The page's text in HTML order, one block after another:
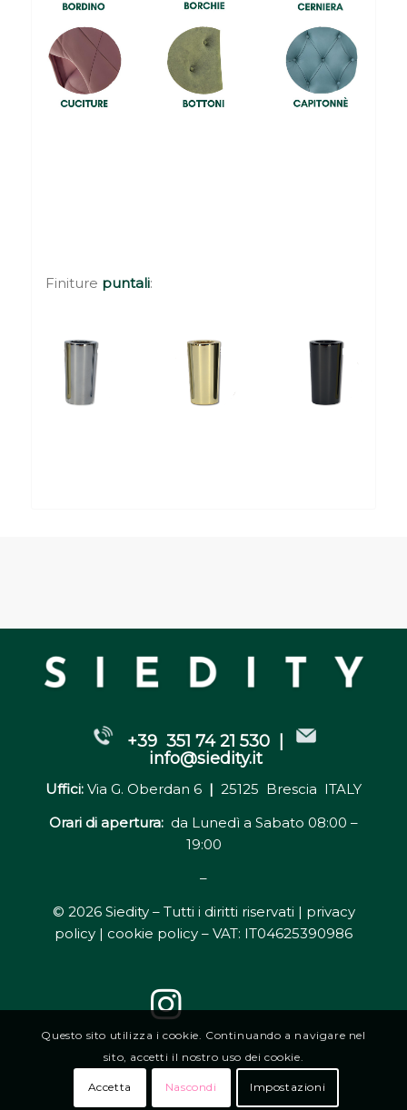
Finiture puntali:
+39 351 74 21 530 |
info@siedity.it
Uffici: Via G. Oberdan 6 | 25125 Brescia ITALY
Orari di apertura: da Lunedì a Sabato 08:00 –
19:00
–
© 2026 Siedity – Tutti i diritti riservati | privacy
policy | cookie policy – VAT: IT04625390986
Questo sito utilizza i cookie. Continuando a navigare nel
sito, accetti il nostro uso dei cookie.
Accetta Nascondi Impostazioni